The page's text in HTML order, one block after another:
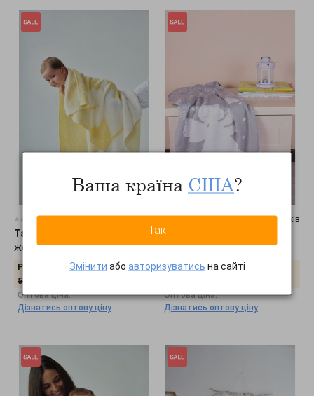
Tashkan
желтый 1727000002
Роздрібна ціна:
571
Оптова ціна:
Дізнатись оптову ціну
0 відгуків
Tashkan
серый 1727000003
Роздрібна ціна:
Оптова ціна:
Дізнатись оптову ціну
Ваша країна США?
Так
Змінити або авторизуватись на сайті